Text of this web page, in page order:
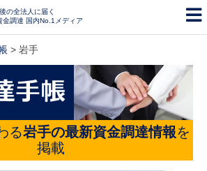
の全法人に届く
金調達 国内No.1メディア
> 岩手
る岩手の最新資金調達情報を
掲載